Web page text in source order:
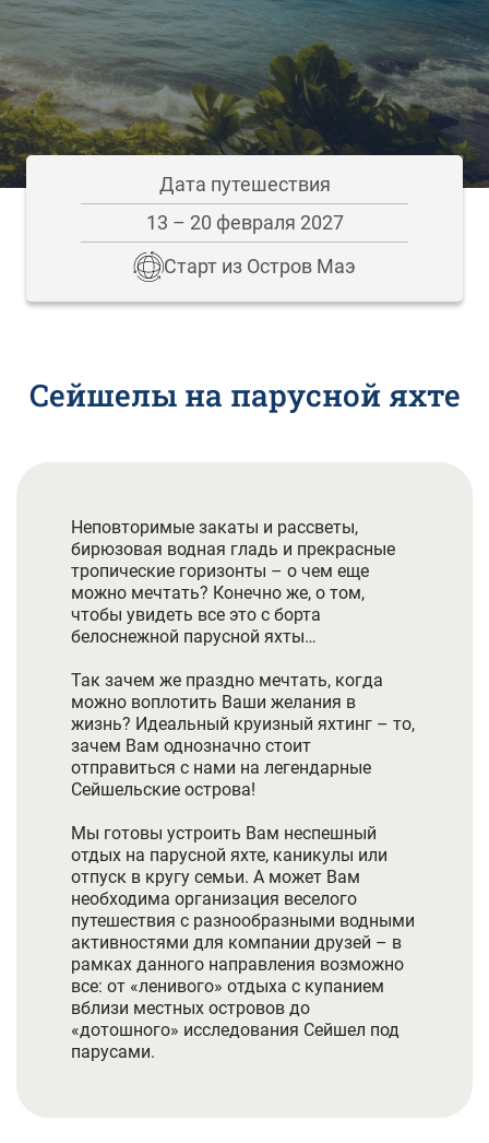
Дата путешествия
13 – 20 февраля 2027
Старт из Остров Маэ
Сейшелы на парусной яхте
Неповторимые закаты и рассветы,
бирюзовая водная гладь и прекрасные
тропические горизонты – о чем еще
можно мечтать? Конечно же, о том,
чтобы увидеть все это с борта
белоснежной парусной яхты…
Так зачем же праздно мечтать, когда
можно воплотить Ваши желания в
жизнь? Идеальный круизный яхтинг – то,
зачем Вам однозначно стоит
отправиться с нами на легендарные
Сейшельские острова!
Мы готовы устроить Вам неспешный
отдых на парусной яхте, каникулы или
отпуск в кругу семьи. А может Вам
необходима организация веселого
путешествия с разнообразными водными
активностями для компании друзей – в
рамках данного направления возможно
все: от «ленивого» отдыха с купанием
вблизи местных островов до
«дотошного» исследования Сейшел под
парусами.